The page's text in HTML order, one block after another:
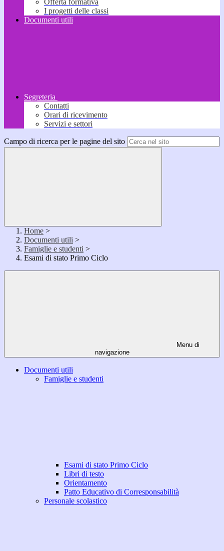
Offerta formativa
I progetti delle classi
Documenti utili
Segreteria
Contatti
Orari di ricevimento
Servizi e settori
Campo di ricerca per le pagine del sito
Home >
Documenti utili >
Famiglie e studenti >
Esami di stato Primo Ciclo
Menu di
navigazione
Documenti utili
Famiglie e studenti
Esami di stato Primo Ciclo
Libri di testo
Orientamento
Patto Educativo di Corresponsabilità
Personale scolastico